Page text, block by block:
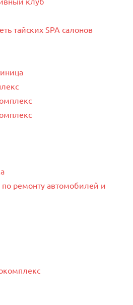
тайских SPA салонов
по ремонту автомобилей и